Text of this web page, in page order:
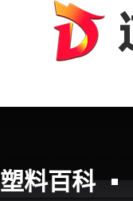
塑料百科